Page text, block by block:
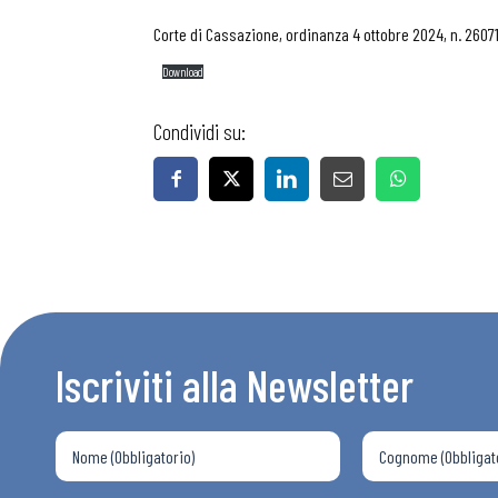
Articoli
Corte di Cassazione, ordinanza 4 ottobre 2024, n. 26071
Download
Condividi su:
Iscriviti alla Newsletter